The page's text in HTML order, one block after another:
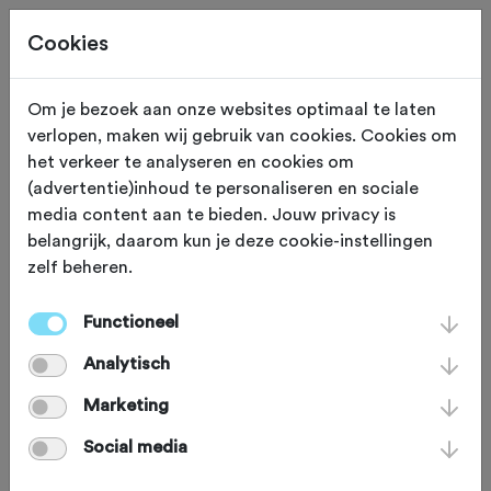
KASSEI HELLING Overijse
Moskesstraat
Nadat de keien voor het WK
Wielrennen in Leuven opnieuw
werden gelegd, verloor de
Moskesstraat zijn scherpe randje. Maar
toch is 'de Koppenberg van Vlaams-
Cookies
Om je bezoek aan onze websites optimaal te laten
verlopen, maken wij gebruik van cookies. Cookies om
het verkeer te analyseren en cookies om
(advertentie)inhoud te personaliseren en sociale
media content aan te bieden. Jouw privacy is
belangrijk, daarom kun je deze cookie-instellingen
zelf beheren.
Functioneel
Analytisch
Marketing
Social media